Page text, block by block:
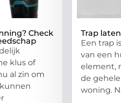
Check
klus of
al zin om
Trap
Een trap
van een
element,
de
woning.